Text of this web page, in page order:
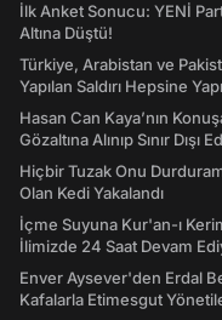
İlk Anket Sonucu: YENİ
Altına Düştü!
Türkiye, Arabistan ve
Yapılan Saldırı Hepsine
Hasan Can Kaya’nın
Gözaltına Alınıp Sınır Dışı
Hiçbir Tuzak Onu
Olan Kedi Yakalandı
İçme Suyuna Kur'an-ı
İlimizde 24 Saat Devam
Enver Aysever'den Erdal
Kafalarla Etimesgut